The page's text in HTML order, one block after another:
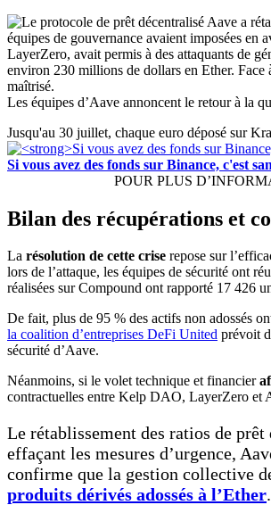
Les équipes d’Aave annoncent le retour à la
Jusqu'au 30 juillet, chaque euro déposé sur
Si vous avez des fonds sur Binance, c'est
POUR PLUS
Bilan des récupérations et
La résolution de cette crise repose sur
lors de l’attaque, les équipes de sécurité ont
réalisées sur Compound ont rapporté 17 426
De fait, plus de 95 % des actifs non adossés
la coalition d’entreprises DeFi United prévoit
sécurité d’Aave.
Néanmoins, si le volet technique et financier
contractuelles entre Kelp DAO, LayerZero et
Le rétablissement des ratios de
effaçant les mesures d’urgence,
confirme que la gestion collective
produits dérivés adossés à l’Ether.